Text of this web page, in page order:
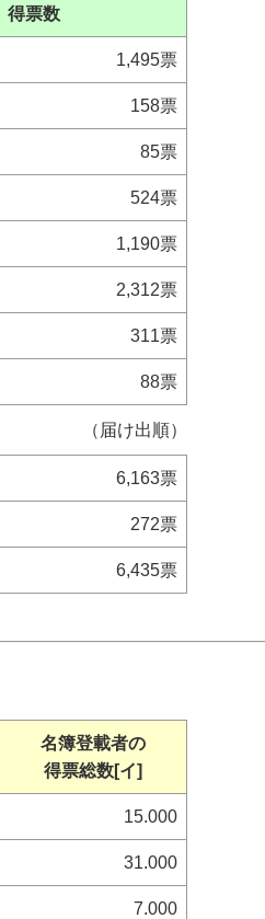
得票数
1,495票
158票
85票
524票
1,190票
2,312票
311票
88票
（届け出順）
6,163票
272票
6,435票
名簿登載者の
得票総数[イ]
15.000
31.000
7.000